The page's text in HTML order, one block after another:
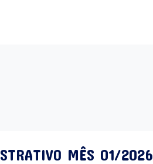
MÊS 01/2026